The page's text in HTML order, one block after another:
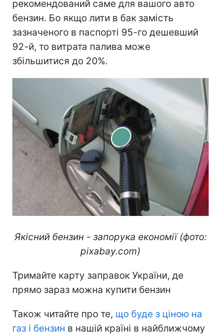
рекомендований саме для вашого авто
бензин. Бо якщо лити в бак замість
зазначеного в паспорті 95-го дешевший
92-й, то витрата палива може
збільшитися до 20%.
Якісний бензин - запорука економії (фото:
pixabay.com)
Тримайте карту заправок України, де
прямо зараз можна купити бензин
Також читайте про те, що буде з ціною на
газ і бензин в нашій країні в найближчому